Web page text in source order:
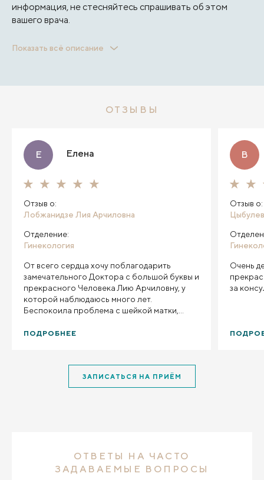
информация, не стесняйтесь спрашивать об этом
вашего врача.
Затем врач переходит непосредственно к осмотру,
манипуляции наши врачи выполняют максимально
внимательным и тактичным гинекологам вы будете
чувствовать себя комфортно на протяжении всего
Показать всё описание
ОТЗЫВЫ
Е Елена
Отзыв о:
Лобжанидзе Лия Арчиловна
Отделение:
Гинекология
От всего сердца хочу поблагодарить
замечательного Доктора с большой буквы и
прекрасного Человека Лию Арчиловну, у
которой наблюдаюсь много лет.
Беспокоила проблема с шейкой матки,
доктора. Высококвалифицированный ,
подход, настраивает на позитивный лад,
оказывает своевременную необходимую
помощь. Очень рада, что в своё время
ПОДРОБНЕЕ
В
Отзыв о:
Очень
за
ЗАПИСАТЬСЯ НА ПРИЁМ
ОТВЕТЫ НА ЧАСТО
ЗАДАВАЕМЫЕ ВОПРОСЫ